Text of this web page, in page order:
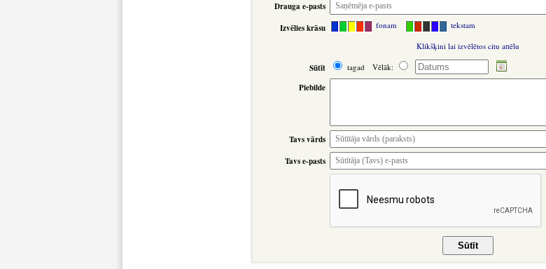
Drauga e-pasts
Izvēlies krāsu
fonam
tekstam
Klikšķini lai izvēlētos citu attēlu
Sūtīt tagad Vēlāk:
Piebilde
Tavs vārds
Tavs e-pasts